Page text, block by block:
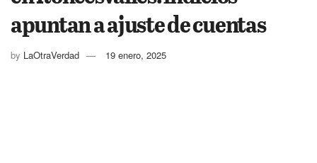
apuntan a ajuste de cuentas
by LaOtraVerdad 19 enero, 2025